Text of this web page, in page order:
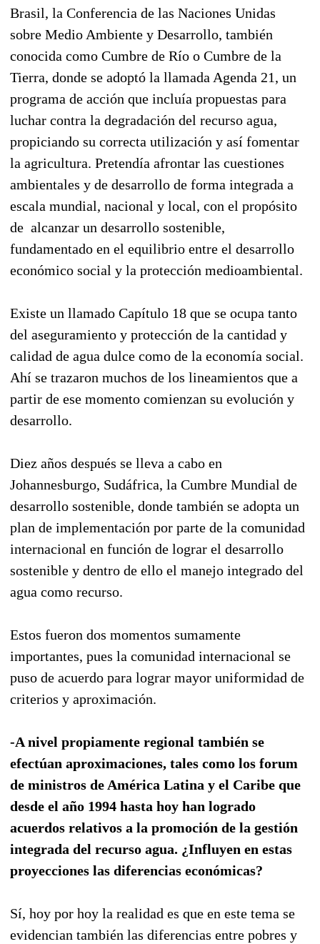
Brasil, la Conferencia de las Naciones Unidas
sobre Medio Ambiente y Desarrollo, también
conocida como Cumbre de Río o Cumbre de la
Tierra, donde se adoptó la llamada Agenda 21, un
programa de acción que incluía propuestas para
luchar contra la degradación del recurso agua,
propiciando su correcta utilización y así fomentar
la agricultura. Pretendía afrontar las cuestiones
ambientales y de desarrollo de forma integrada a
escala mundial, nacional y local, con el propósito
de alcanzar un desarrollo sostenible,
fundamentado en el equilibrio entre el desarrollo
económico social y la protección medioambiental.
Existe un llamado Capítulo 18 que se ocupa tanto
del aseguramiento y protección de la cantidad y
calidad de agua dulce como de la economía social.
Ahí se trazaron muchos de los lineamientos que a
partir de ese momento comienzan su evolución y
desarrollo.
Diez años después se lleva a cabo en
Johannesburgo, Sudáfrica, la Cumbre Mundial de
desarrollo sostenible, donde también se adopta un
plan de implementación por parte de la comunidad
internacional en función de lograr el desarrollo
sostenible y dentro de ello el manejo integrado del
agua como recurso.
Estos fueron dos momentos sumamente
importantes, pues la comunidad internacional se
puso de acuerdo para lograr mayor uniformidad de
criterios y aproximación.
-A nivel propiamente regional también se
efectúan aproximaciones, tales como los forum
de ministros de América Latina y el Caribe que
desde el año 1994 hasta hoy han logrado
acuerdos relativos a la promoción de la gestión
integrada del recurso agua. ¿Influyen en estas
proyecciones las diferencias económicas?
Sí, hoy por hoy la realidad es que en este tema se
evidencian también las diferencias entre pobres y